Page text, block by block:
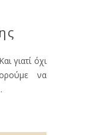
γιατί όχι
να